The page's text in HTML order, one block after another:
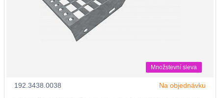
Množstevní sleva
192.3438.0038 Na objednávku